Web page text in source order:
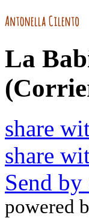
La
share
share
Send by
powered